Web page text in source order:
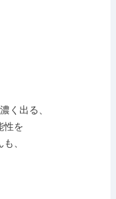
く出る、
性を
、